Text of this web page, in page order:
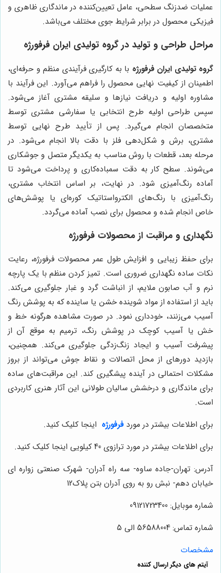
عملیات ضدزنگ سطحی، عامل تعیین‌کننده در ماندگاری ظاهری و
فیزیکی محصول در برابر شرایط جوی مختلف می‌باشد.
مراحل طراحی و تولید در گروه تولیدی ایران فرفورژه
گروه تولیدی ایران فرفورژه با به کارگیری فرآیندی منظم و حرفه‌ای،
اطمینان از کیفیت نهایی محصول را فراهم می‌آورد. این فرآیند با
مشاوره اولیه و دریافت نیازها و سلیقه مشتری آغاز می‌شود.
سپس طراحی اولیه طرح انتخابی یا سفارشی مشتری توسط
متخصصان انجام می‌گیرد. پس از تأیید طرح نهایی توسط
مشتری، برش و شکل‌دهی فلز با دقت بالا انجام می‌شود. در
مرحله بعد، قطعات با روش مناسب به یکدیگر متصل و جوشکاری
می‌شوند. سطح کار به دقت سمباده‌کاری و پرداخت می‌شود تا
آماده رنگ‌آمیزی شود. در نهایت، بر اساس انتخاب مشتری،
رنگ‌آمیزی با رنگ‌های الکترواستاتیک کوره‌ای یا پوشش‌های
خاص انجام شده و محصول برای نصب آماده می‌گردد.
نگهداری و مراقبت از محصولات فرفورژه
برای حفظ زیبایی و افزایش طول عمر محصولات فرفورژه، رعایت
نکات ساده نگهداری ضروری است. تمیز کردن منظم با یک پارچه
نرم و آب صابون ملایم، از انباشت گرد و غبار جلوگیری می‌کند.
باید از استفاده از مواد شوینده خشن یا ساینده که به پوشش رنگ
آسیب می‌زنند، خودداری نمود. در صورت مشاهده هرگونه خط و
خش یا آسیب کوچک در پوشش رنگ، ترمیم به موقع آن از
پیشرفت آسیب و ایجاد زنگ‌زدگی جلوگیری می‌کند. همچنین،
بازدید دورهای از محل اتصالات و نقاط جوش می‌تواند از بروز
مشکلات احتمالی در آینده پیشگیری کند. این مراقبت‌های ساده
برای ماندگاری و درخشش سالیان طولانی این آثار هنری کاربردی
است.
برای اطلاعات بیشتر در مورد فرفورژه اینجا کلیک کنید.
برای اطلاعات بیشتر در مورد ترازوی 40 کیلویی اینجا کلیک کنید.
آدرس: تهران-جاده ساوه- سه راه آدران- شهرک صنعتی زواره ای
خیابان دهم- نبش رو به روی آدران بتن پلاک12
شماره موبایل: 09121723400
شماره تماس: 56588004 الی 5
مشخصات